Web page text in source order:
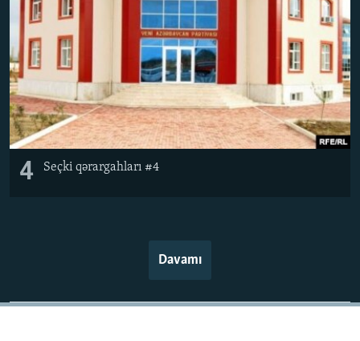
4 Seçki qərargahları #4
Davamı